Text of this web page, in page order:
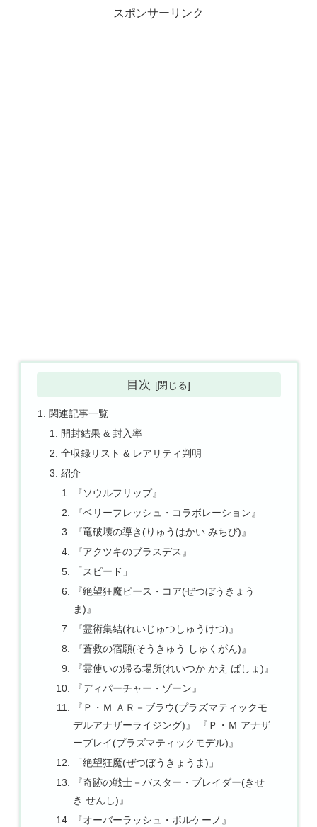
スポンサーリンク
目次
関連記事一覧
開封結果 & 封入率
全収録リスト & レアリティ判明
紹介
『ソウルフリップ』
『ベリーフレッシュ・コラボレーション』
『竜破壊の導き(りゅうはかい みちび)』
『アクツキのブラスデス』
「スピード」
『絶望狂魔ピース・コア(ぜつぼうきょう
ま)』
『霊術集結(れいじゅつしゅうけつ)』
『蒼救の宿願(そうきゅう しゅくがん)』
『霊使いの帰る場所(れいつか かえ ばしょ)』
『ディパーチャー・ゾーン』
『Ｐ・Ｍ ＡＲ－ブラウ(プラズマティックモ
デルアナザーライジング)』 『Ｐ・Ｍ アナザ
ープレイ(プラズマティックモデル)』
「絶望狂魔(ぜつぼうきょうま)」
『奇跡の戦士－バスター・ブレイダー(きせ
き せんし)』
『オーバーラッシュ・ボルケーノ』